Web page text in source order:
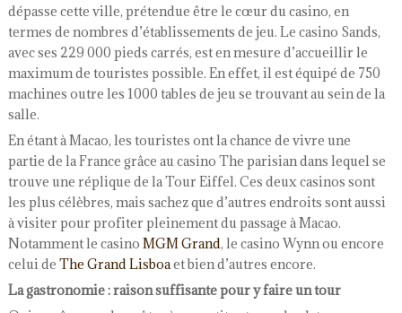
dépasse cette ville, prétendue être le cœur du casino, en
termes de nombres d’établissements de jeu. Le casino Sands,
avec ses 229 000 pieds carrés, est en mesure d’accueillir le
maximum de touristes possible. En effet, il est équipé de 750
machines outre les 1000 tables de jeu se trouvant au sein de la
salle.
En étant à Macao, les touristes ont la chance de vivre une
partie de la France grâce au casino The parisian dans lequel se
trouve une réplique de la Tour Eiffel. Ces deux casinos sont
les plus célèbres, mais sachez que d’autres endroits sont aussi
à visiter pour profiter pleinement du passage à Macao.
Notamment le casino MGM Grand, le casino Wynn ou encore
celui de The Grand Lisboaet bien d’autres encore.
La gastronomie : raison suffisante pour y faire un tour